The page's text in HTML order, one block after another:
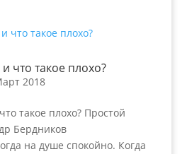
что такое плохо?
2018
такое плохо? Простой
Бердников
на душе спокойно. Когда